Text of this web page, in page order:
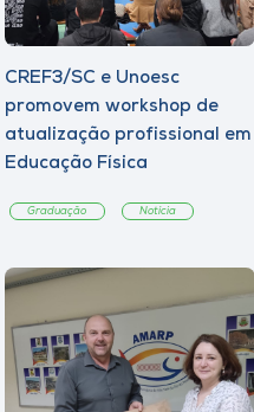
CREF3/SC e Unoesc
promovem workshop de
atualização profissional em
Educação Física
Graduação Notícia